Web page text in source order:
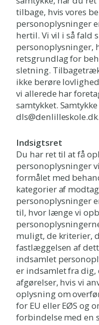
tilbage, hvis vores
personoplysninger
hertil. Vi vil i så fald
personoplysninger,
retsgrundlag for
sletning.
ikke berøre
vi allerede har
samtykket.
dls@denlilleskole.dk.
Indsigtsret
Du har ret til at få
personoplysninger
formålet med
kategorier af
personoplysninger
til, hvor længe vi
muligt, de kriterier,
fastlæggelsen af
indsamlet
er indsamlet fra
afgørelser, hvis vi
oplysning om
for EU eller EØS og
forbindelse med en